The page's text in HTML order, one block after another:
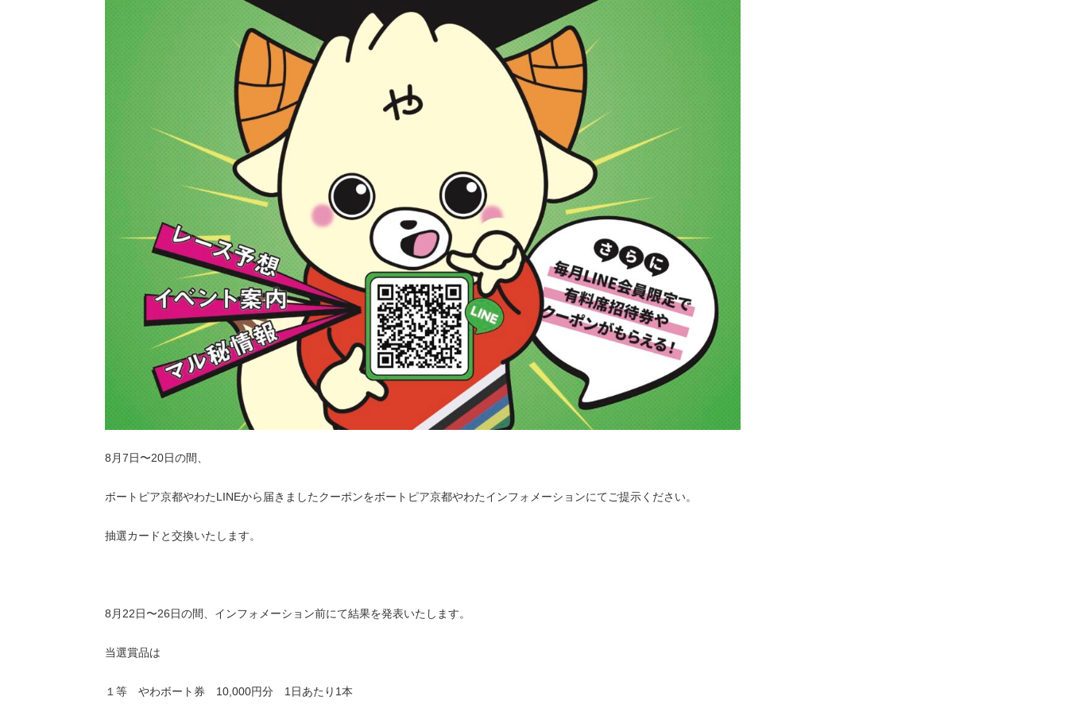
8月7日〜20日の間、
ボートピア京都やわたLINEから届きましたクーポンをボートピア京都やわたインフォメーションにてご提示ください。
抽選カードと交換いたします。
8月22日〜26日の間、インフォメーション前にて結果を発表いたします。
当選賞品は
１等 やわボート券 10,000円分 1日あたり1本